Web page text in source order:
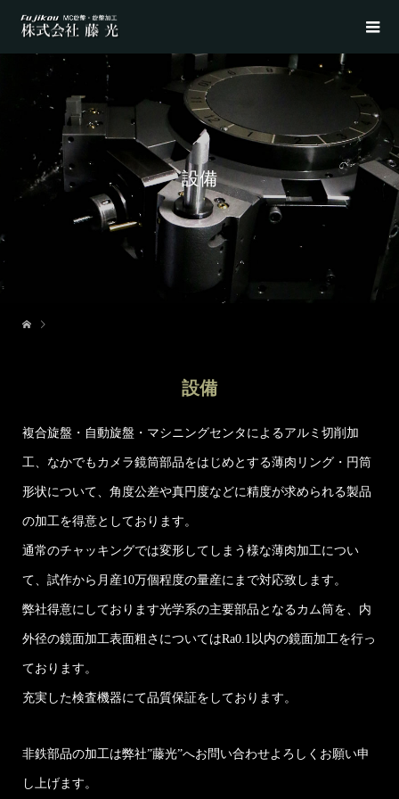
設備
設備
複合旋盤・自動旋盤・マシニングセンタによるアルミ切削加
工、なかでもカメラ鏡筒部品をはじめとする薄肉リング・円筒
形状について、角度公差や真円度などに精度が求められる製品
の加工を得意としております。
通常のチャッキングでは変形してしまう様な薄肉加工につい
て、試作から月産10万個程度の量産にまで対応致します。
弊社得意にしております光学系の主要部品となるカム筒を、内
外径の鏡面加工表面粗さについてはRa0.1以内の鏡面加工を行っ
ております。
充実した検査機器にて品質保証をしております。
非鉄部品の加工は弊社”藤光”へお問い合わせよろしくお願い申
し上げます。